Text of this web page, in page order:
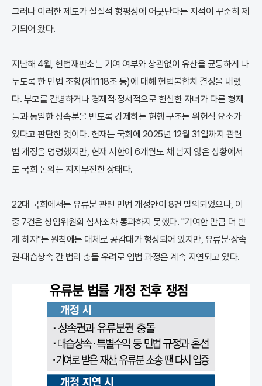
그러나 이러한 제도가 실질적 형평성에 어긋난다는 지적이 꾸준히 제
기되어 왔다.
지난해 4월, 헌법재판소는 기여 여부와 상관없이 유산을 균등하게 나
누도록 한 민법 조항(제1118조 등)에 대해 헌법불합치 결정을 내렸
다. 부모를 간병하거나 경제적·정서적으로 헌신한 자녀가 다른 형제
들과 동일한 상속분을 받도록 강제하는 현행 구조는 위헌적 요소가
있다고 판단한 것이다. 헌재는 국회에 2025년 12월 31일까지 관련
법 개정을 명령했지만, 현재 시한이 6개월도 채 남지 않은 상황에서
도 국회 논의는 지지부진한 상태다.
22대 국회에서는 유류분 관련 민법 개정안이 8건 발의되었으나, 이
중 7건은 상임위원회 심사조차 통과하지 못했다. "기여한 만큼 더 받
게 하자"는 원칙에는 대체로 공감대가 형성되어 있지만, 유류분·상속
권·대습상속 간 법리 충돌 우려로 입법 과정은 계속 지연되고 있다.